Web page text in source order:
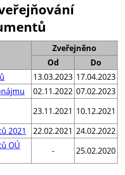
Zveřejněno
Od
Do
13.03.2023 17.04.2023
02.11.2022 07.02.2023
23.11.2021 10.12.2021
2021
22.02.2021 24.02.2022
OÚ
- 25.02.2020